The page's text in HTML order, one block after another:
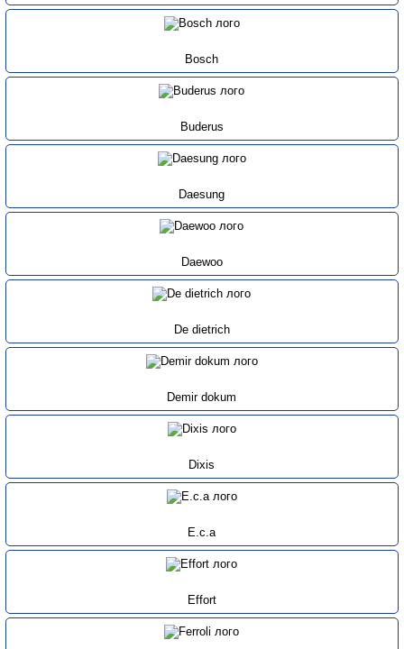
Bosch
Buderus
Daesung
Daewoo
De dietrich
Demir dokum
Dixis
E.c.a
Effort